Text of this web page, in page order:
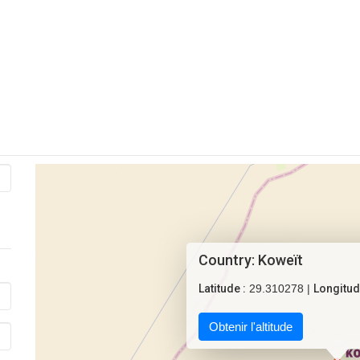
Country: Koweït
Latitude : 29.310278 |
Obtenir l'altitude